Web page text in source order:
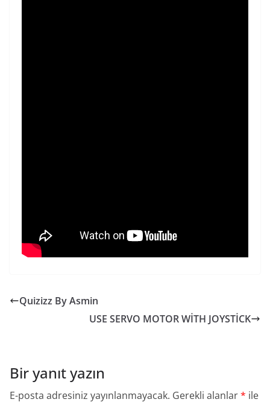
Quizizz By Asmin
USE SERVO MOTOR WİTH JOYSTİCK
Bir yanıt yazın
E-posta adresiniz yayınlanmayacak. Gerekli alanlar* ile